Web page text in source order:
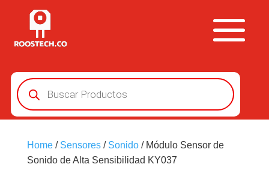
Búsqueda
de
productos
Home/ Sensores/ Sonido/ Módulo Sensor de
Sonido de Alta Sensibilidad KY037